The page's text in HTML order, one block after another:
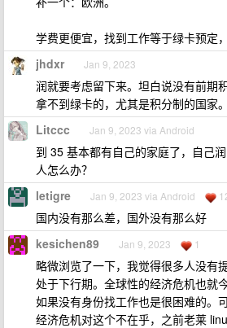
学费更便宜，找到工作等于绿卡预定
jhdxr Jan 9, 2023
润就要考虑留下来。坦白说没有前期
拿不到绿卡的，尤其是积分制的国家。
Litccc Jan 9, 2023 via Android
到 35 基本都有自己的家庭了，自己
人怎么办？
letigre Jan 9, 2023 via Android
国内没有那么差，国外没有那么好
kesichen89 Jan 9, 2023 1
略微浏览了一下，我觉得很多人没有
处于下行期。全球性的经济危机也就
如果没有身份找工作也是很困难的。
经济危机对这个不在乎，之前老莱